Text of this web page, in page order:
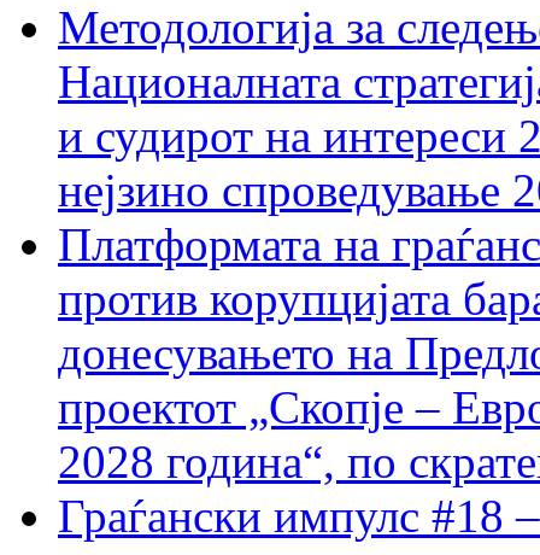
Методологија за
Националната
и судирот на интереси
нејзино спроведување
Платформата на
против корупцијата
донесувањето на
проектот „Скопје –
2028 година“, по
Граѓански импулс #18